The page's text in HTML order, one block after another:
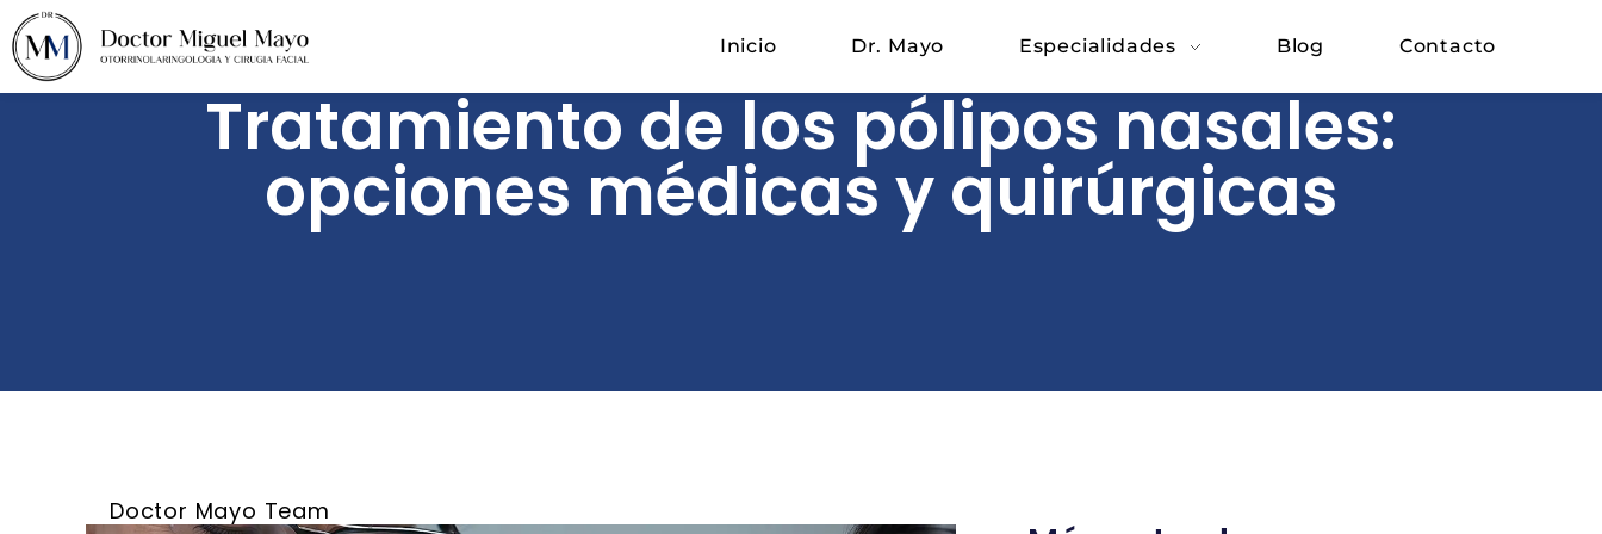
Inicio Dr. Mayo Especialidades Blog Contacto
Tratamiento de los pólipos nasales:
opciones médicas y quirúrgicas
Doctor Mayo Team